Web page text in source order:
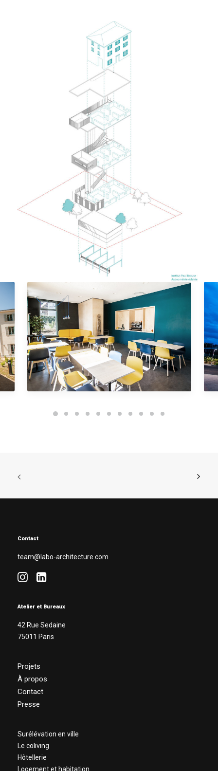
Contact
team@labo-architecture.com
Atelier et Bureaux
42 Rue Sedaine
75011 Paris
Projets
À propos
Contact
Presse
Surélévation en ville
Le coliving
Hôtellerie
Logement et habitation